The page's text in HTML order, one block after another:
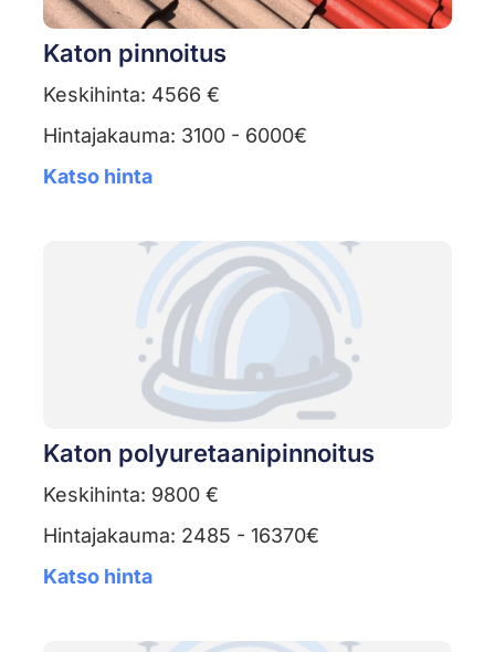
Katon pinnoitus
Keskihinta: 4566 €
Hintajakauma: 3100 - 6000€
Katso hinta
Katon polyuretaanipinnoitus
Keskihinta: 9800 €
Hintajakauma: 2485 - 16370€
Katso hinta